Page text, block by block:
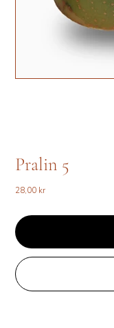
Pralin 5
Pris
28,00 kr